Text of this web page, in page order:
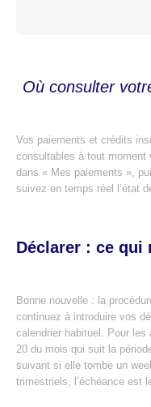
Où consulter
Vos paiements et crédits
consultables à tout moment
dans « Mes paiements »,
suivez en temps réel l’état
Déclarer : ce qui
Bonne nouvelle : la
continuez à introduire vos
calendrier habituel. Pour
20 du mois qui suit la
suivant si elle tombe un
trimestriels, l’échéance est